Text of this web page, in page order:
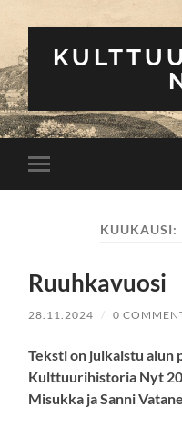
Toggle
mobile
KUUKAUSI:
Ruuhkavuosi
28.11.2024 / 0
Teksti on julkaistu alun
Kulttuurihistoria Nyt
Misukka ja Sanni